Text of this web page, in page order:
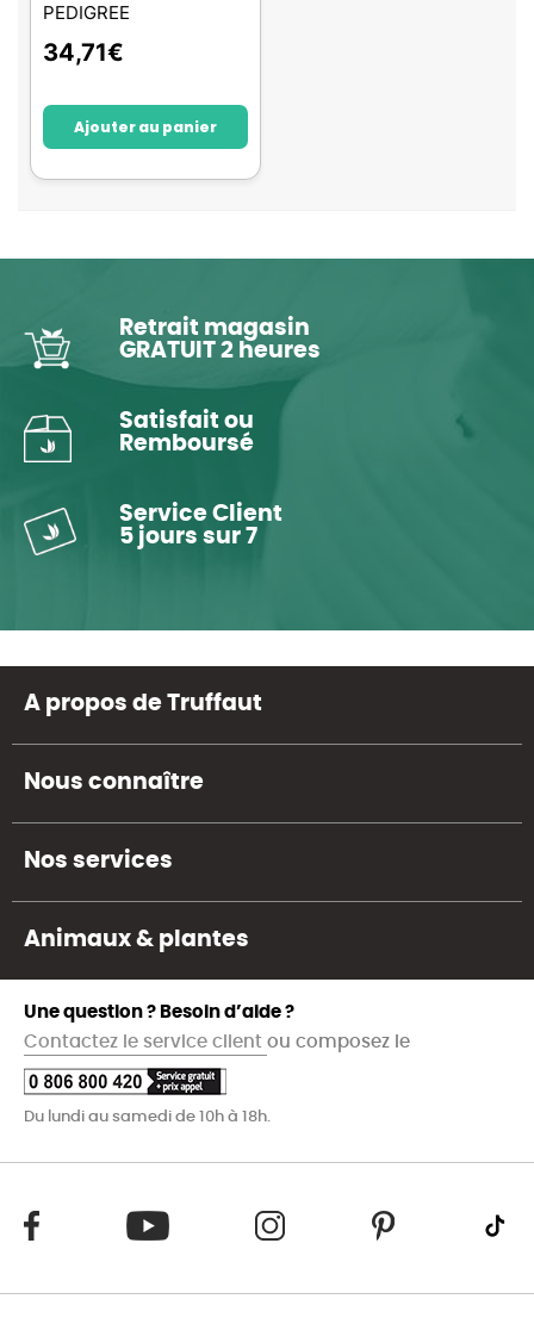
PEDIGREE
34,71€
Ajouter au panier
Retrait magasin
GRATUIT 2 heures
Satisfait ou
Remboursé
Service Client
5 jours sur 7
A propos de Truffaut
Nous connaître
Nos services
Animaux & plantes
Une question ? Besoin d’aide ?
Contactez le service client ou composez le
Du lundi au samedi de 10h à 18h.